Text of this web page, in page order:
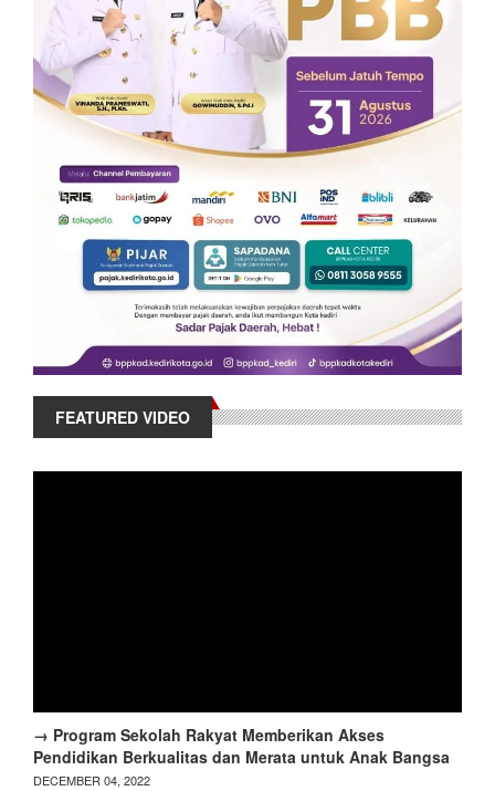
FEATURED VIDEO
→ Program Sekolah Rakyat Memberikan Akses
Pendidikan Berkualitas dan Merata untuk Anak Bangsa
DECEMBER 04, 2022